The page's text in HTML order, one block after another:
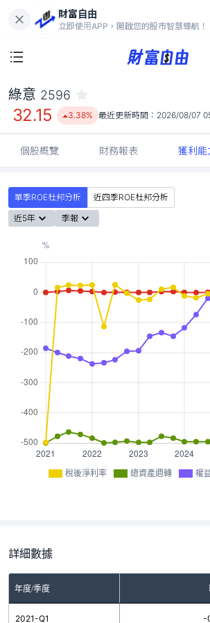
財富自由
立即使用APP，開啟您的股市智慧導航！
32.15
3.38%
綠意 2596
32.15 3.38% 最近更新時間： 2026/08/07
個股概覽 財務報表 獲利能
單季ROE杜邦分析
近四季ROE杜邦分析
近5年
季報
稅後淨利率 總資產週轉 權
詳細數據
年度/季度
2021-Q1 -